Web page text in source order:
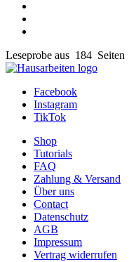
Leseprobe aus 184 Seiten
Facebook
Instagram
TikTok
Shop
Tutorials
FAQ
Zahlung & Versand
Über uns
Contact
Datenschutz
AGB
Impressum
Vertrag widerrufen